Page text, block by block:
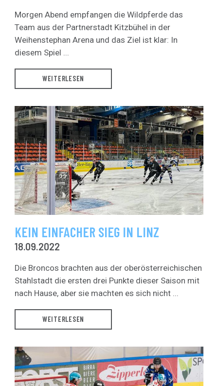
Morgen Abend empfangen die Wildpferde das
Team aus der Partnerstadt Kitzbühel in der
Weihenstephan Arena und das Ziel ist klar: In
diesem Spiel ...
WEITERLESEN
KEIN EINFACHER SIEG IN LINZ
18.09.2022
Die Broncos brachten aus der oberösterreichischen
Stahlstadt die ersten drei Punkte dieser Saison mit
nach Hause, aber sie machten es sich nicht ...
WEITERLESEN